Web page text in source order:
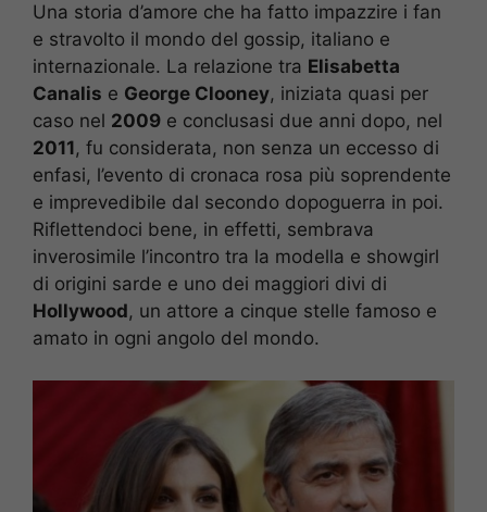
Una storia d’amore che ha fatto impazzire i fan
e stravolto il mondo del gossip, italiano e
internazionale. La relazione tra Elisabetta
Canalis e George Clooney, iniziata quasi per
caso nel 2009 e conclusasi due anni dopo, nel
2011, fu considerata, non senza un eccesso di
enfasi, l’evento di cronaca rosa più soprendente
e imprevedibile dal secondo dopoguerra in poi.
Riflettendoci bene, in effetti, sembrava
inverosimile l’incontro tra la modella e showgirl
di origini sarde e uno dei maggiori divi di
Hollywood, un attore a cinque stelle famoso e
amato in ogni angolo del mondo.